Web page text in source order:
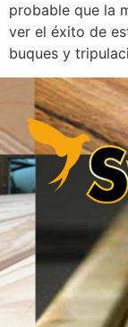
probable que la
ver el éxito de
buques y